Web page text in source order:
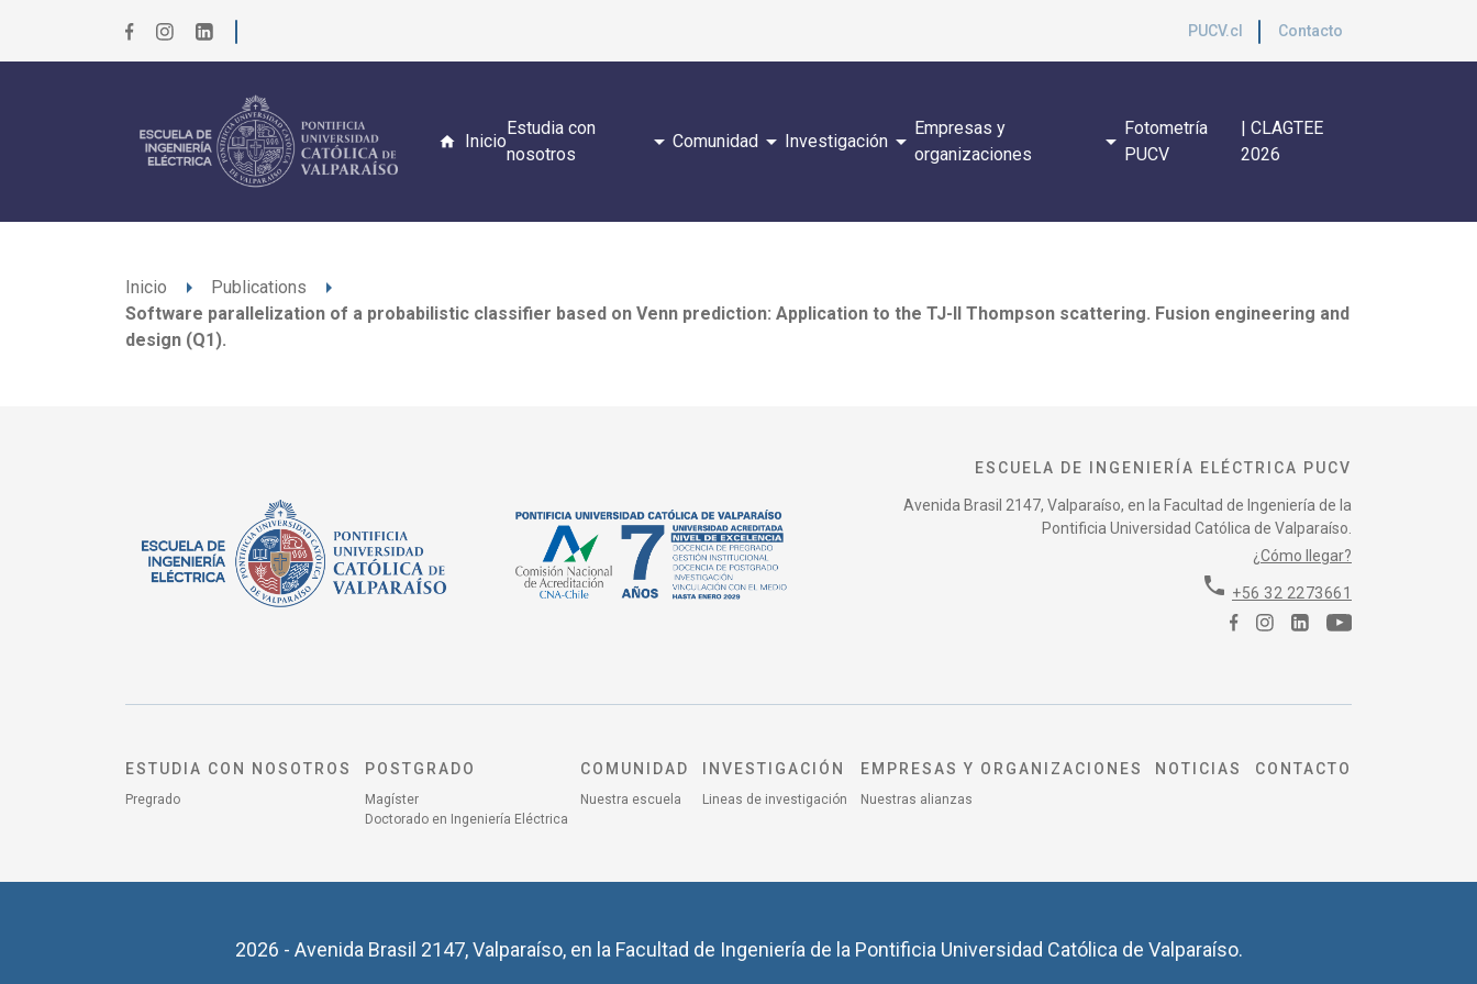
PUCV.cl Contacto
Inicio
Estudia con
nosotros
arrow_drop_down Comunidadarrow_drop_down Investigaciónarrow_drop_down
Empresas y
organizaciones
arrow_drop_down
Fotometría
PUCV
| CLAGTEE
2026
Inicio arrow_right Publications arrow_right
Software parallelization of a probabilistic classifier based on Venn prediction: Application to the TJ-II Thompson scattering. Fusion engineering and
design (Q1).
ESCUELA DE INGENIERÍA ELÉCTRICA PUCV
Avenida Brasil 2147, Valparaíso, en la Facultad de Ingeniería de la
Pontificia Universidad Católica de Valparaíso.
¿Cómo llegar?
phone +56 32 2273661
ESTUDIA CON NOSOTROS
Pregrado
POSTGRADO
Magíster
Doctorado en Ingeniería Eléctrica
COMUNIDAD
Nuestra escuela
INVESTIGACIÓN
Lineas de investigación
EMPRESAS Y ORGANIZACIONES
Nuestras alianzas
NOTICIAS CONTACTO
2026 - Avenida Brasil 2147, Valparaíso, en la Facultad de Ingeniería de la Pontificia Universidad Católica de Valparaíso.